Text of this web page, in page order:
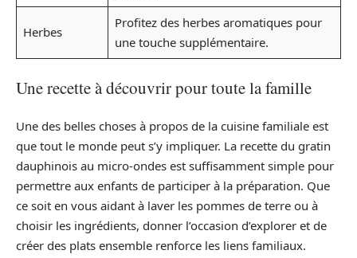
Herbes
Profitez des herbes aromatiques pour
une touche supplémentaire.
Une recette à découvrir pour toute la famille
Une des belles choses à propos de la cuisine familiale est
que tout le monde peut s’y impliquer. La recette du gratin
dauphinois au micro-ondes est suffisamment simple pour
permettre aux enfants de participer à la préparation. Que
ce soit en vous aidant à laver les pommes de terre ou à
choisir les ingrédients, donner l’occasion d’explorer et de
créer des plats ensemble renforce les liens familiaux.